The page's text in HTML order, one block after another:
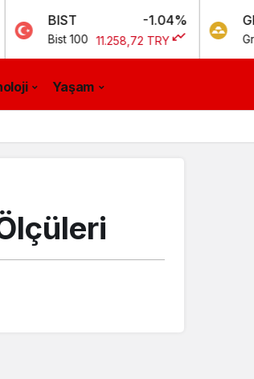
BIST
100 11.258,72 TRY
GR. ALTIN
Gram Altın
Yaşam